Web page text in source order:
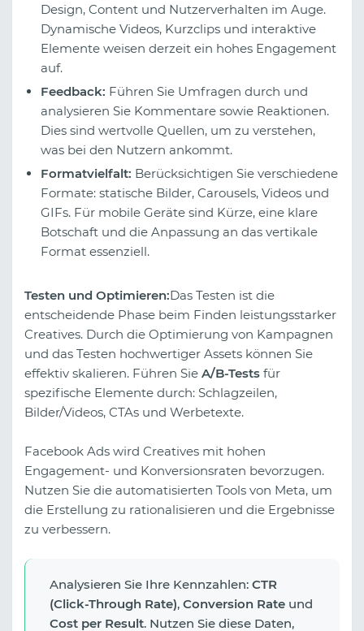
Design, Content und Nutzerverhalten im Auge.
Dynamische Videos, Kurzclips und interaktive
Elemente weisen derzeit ein hohes Engagement
auf.
Feedback: Führen Sie Umfragen durch und
analysieren Sie Kommentare sowie Reaktionen.
Dies sind wertvolle Quellen, um zu verstehen,
was bei den Nutzern ankommt.
Formatvielfalt: Berücksichtigen Sie verschiedene
Formate: statische Bilder, Carousels, Videos und
GIFs. Für mobile Geräte sind Kürze, eine klare
Botschaft und die Anpassung an das vertikale
Format essenziell.
Testen und Optimieren:Das Testen ist die
entscheidende Phase beim Finden leistungsstarker
Creatives. Durch die Optimierung von Kampagnen
und das Testen hochwertiger Assets können Sie
effektiv skalieren. Führen Sie A/B-Tests für
spezifische Elemente durch: Schlagzeilen,
Bilder/Videos, CTAs und Werbetexte.
Facebook Ads wird Creatives mit hohen
Engagement- und Konversionsraten bevorzugen.
Nutzen Sie die automatisierten Tools von Meta, um
die Erstellung zu rationalisieren und die Ergebnisse
zu verbessern.
Analysieren Sie Ihre Kennzahlen: CTR
(Click-Through Rate), Conversion Rate und
Cost per Result. Nutzen Sie diese Daten,